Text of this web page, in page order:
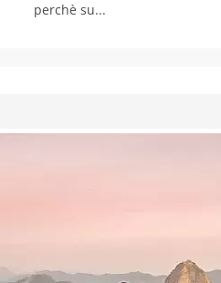
perchè su...